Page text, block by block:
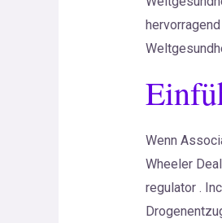
Wenn
Wheeler
regulator .